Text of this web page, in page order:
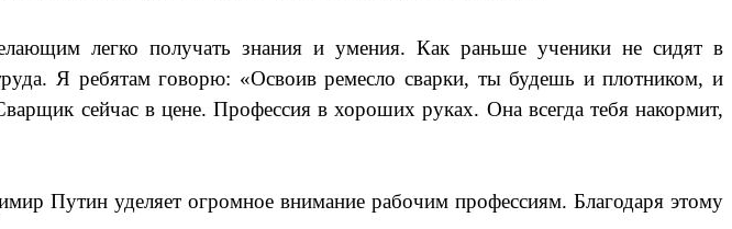
легко получать знания и умения. Как раньше ученики не сидят в
Я ребятам говорю: «Освоив ремесло сварки, ты будешь и плотником, и
сейчас в цене. Профессия в хороших руках. Она всегда тебя накормит,
Путин уделяет огромное внимание рабочим профессиям. Благодаря этому